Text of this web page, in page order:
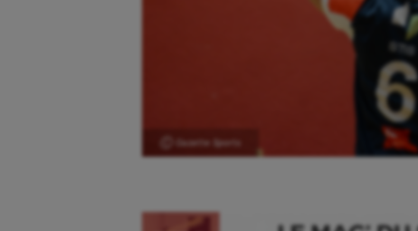
Ⓒ Gazette Sports